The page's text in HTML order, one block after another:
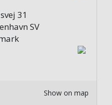
3. sal
31
SV
Show on map